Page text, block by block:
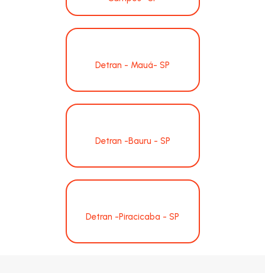
Detran - Mauá- SP
Detran -Bauru - SP
Detran -Piracicaba - SP